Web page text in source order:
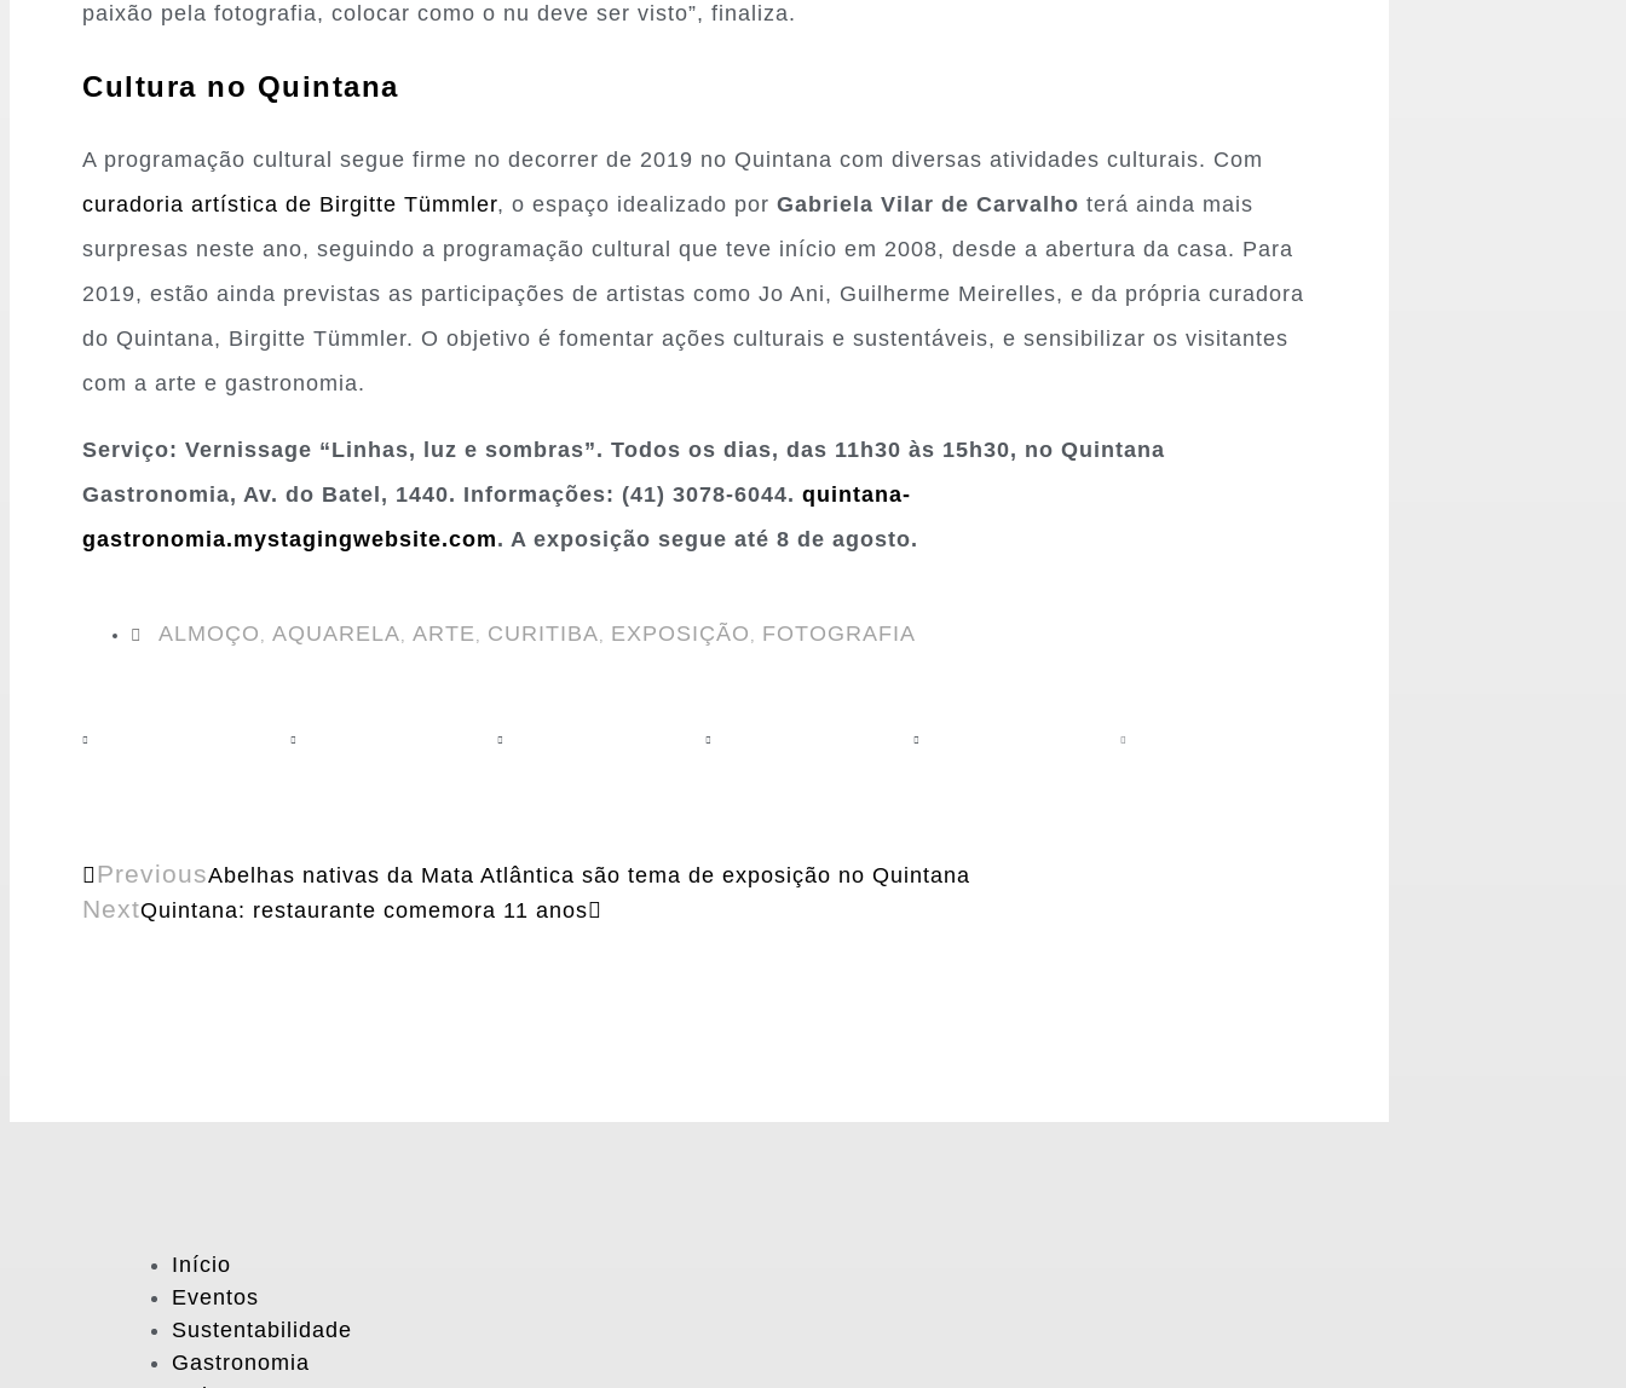
paixão pela fotografia, colocar como o nu deve ser visto”, finaliza.
Cultura no Quintana
A programação cultural segue firme no decorrer de 2019 no Quintana com diversas atividades culturais. Com
curadoria artística de Birgitte Tümmler, o espaço idealizado por Gabriela Vilar de Carvalho terá ainda mais
surpresas neste ano, seguindo a programação cultural que teve início em 2008, desde a abertura da casa. Para
2019, estão ainda previstas as participações de artistas como Jo Ani, Guilherme Meirelles, e da própria curadora
do Quintana, Birgitte Tümmler. O objetivo é fomentar ações culturais e sustentáveis, e sensibilizar os visitantes
com a arte e gastronomia.
Serviço: Vernissage “Linhas, luz e sombras”. Todos os dias, das 11h30 às 15h30, no Quintana
Gastronomia, Av. do Batel, 1440. Informações: (41) 3078-6044. quintana-
gastronomia.mystagingwebsite.com. A exposição segue até 8 de agosto.
ALMOÇO , AQUARELA, ARTE , CURITIBA, EXPOSIÇÃO , FOTOGRAFIA
PreviousAbelhas nativas da Mata Atlântica são tema de exposição no Quintana
NextQuintana: restaurante comemora 11 anos
Início
Eventos
Sustentabilidade
Gastronomia